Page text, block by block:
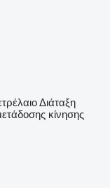
Διάταξη
κίνησης